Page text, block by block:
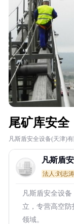
尾矿库安全
凡斯盾安全设备(天津)有
凡斯盾
法人:刘志涛
凡斯盾安全设
立，专营高空
领域。